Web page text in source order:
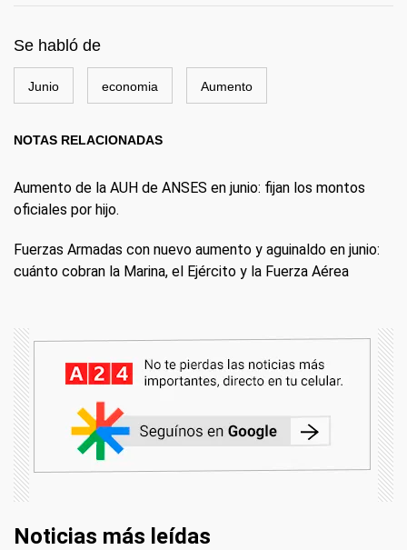
Se habló de
Junio economia Aumento
NOTAS RELACIONADAS
Aumento de la AUH de ANSES en junio: fijan los montos
oficiales por hijo.
Fuerzas Armadas con nuevo aumento y aguinaldo en junio:
cuánto cobran la Marina, el Ejército y la Fuerza Aérea
Noticias más leídas